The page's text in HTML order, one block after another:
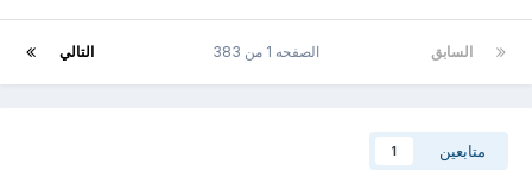
السابق التالي الصفحه 1 من 383
متابعين